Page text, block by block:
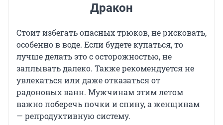
Дракон
Стоит избегать опасных трюков, не рисковать,
особенно в воде. Если будете купаться, то
лучше делать это с осторожностью, не
заплывать далеко. Также рекомендуется не
увлекаться или даже отказаться от
радоновых ванн. Мужчинам этим летом
важно поберечь почки и спину, а женщинам
— репродуктивную систему.